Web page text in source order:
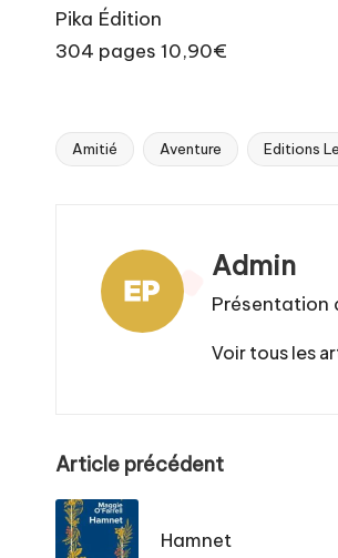
Pika Édition
304 pages 10,90€
Tags:
Amitié Aventure Editions
Admin
Présentation
Voir tous les
Post
navigation
Article précédent
Hamnet